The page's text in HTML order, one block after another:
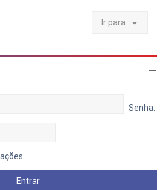
Ir para
Senha: